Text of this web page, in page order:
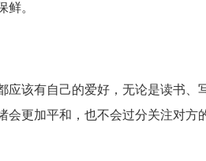
。
应该有自己的爱好，无论是读书、
更加平和，也不会过分关注对方